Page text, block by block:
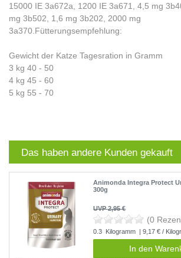
15000 IE 3a672a, 1200 IE 3a671, 4,5 mg
mg 3b502, 1,6 mg 3b202, 2000 mg
3a370.Fütterungsempfehlung:
Gewicht der Katze Tagesration in Gramm
3 kg 40 - 50
4 kg 45 - 60
5 kg 55 - 70
Das haben andere Kunden gekauft
Animonda Integra Protect
300g
UVP 2,95 €
(0
0.3 Kilogramm | 9,17 € /
In den